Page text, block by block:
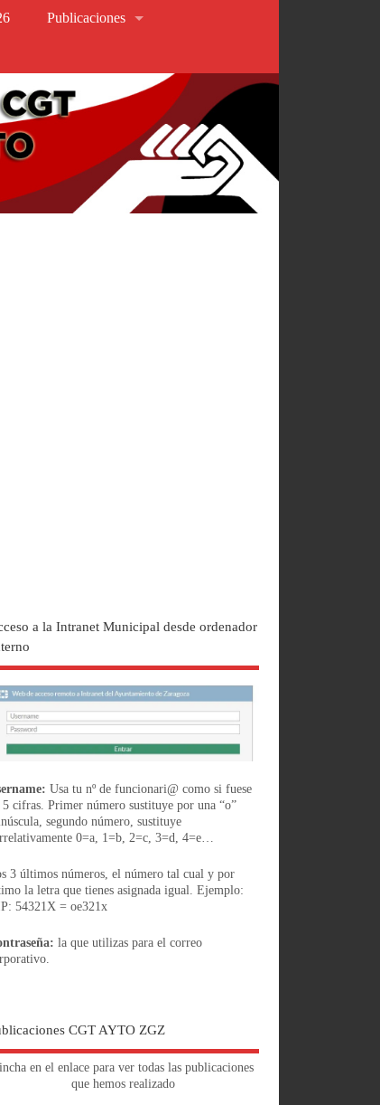
Publicaciones
a la Intranet Municipal desde ordenador
Usa tu nº de funcionari@ como si fuese
5 cifras. Primer número sustituye por una “o”
segundo número, sustituye
0=a, 1=b, 2=c, 3=d, 4=e…
3 últimos números, el número tal cual y por
la letra que tienes asignada igual. Ejemplo:
54321X = oe321x
la que utilizas para el correo
CGT AYTO ZGZ
en el enlace para ver todas las publicaciones
que hemos realizado